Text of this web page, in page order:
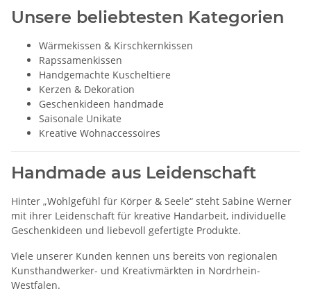
Unsere beliebtesten Kategorien
Wärmekissen & Kirschkernkissen
Rapssamenkissen
Handgemachte Kuscheltiere
Kerzen & Dekoration
Geschenkideen handmade
Saisonale Unikate
Kreative Wohnaccessoires
Handmade aus Leidenschaft
Hinter „Wohlgefühl für Körper & Seele“ steht Sabine Werner
mit ihrer Leidenschaft für kreative Handarbeit, individuelle
Geschenkideen und liebevoll gefertigte Produkte.
Viele unserer Kunden kennen uns bereits von regionalen
Kunsthandwerker- und Kreativmärkten in Nordrhein-
Westfalen.